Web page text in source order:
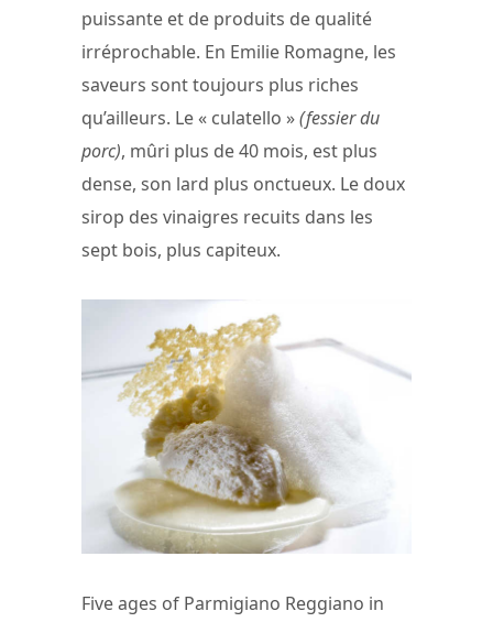
puissante et de produits de qualité
irréprochable. En Emilie Romagne, les
saveurs sont toujours plus riches
qu’ailleurs. Le « culatello »(fessier du
porc), mûri plus de 40 mois, est plus
dense, son lard plus onctueux. Le doux
sirop des vinaigres recuits dans les
sept bois, plus capiteux.
Five ages of Parmigiano Reggiano in